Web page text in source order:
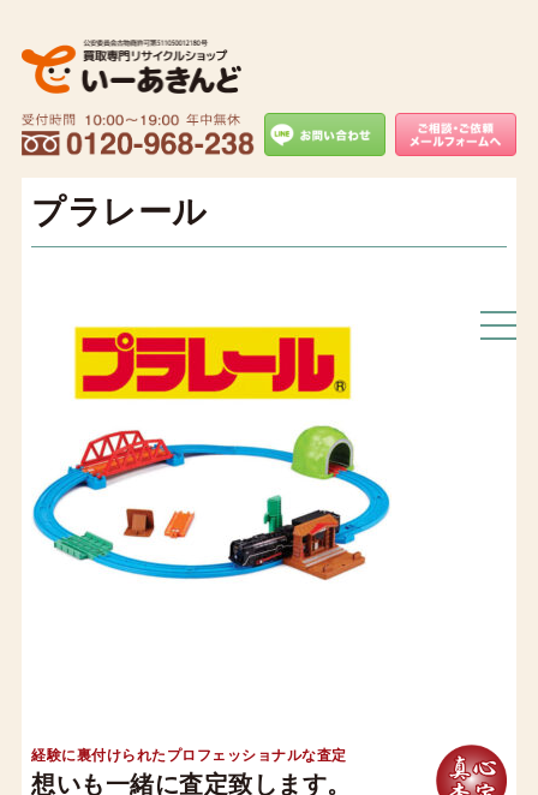
プラレール
経験に裏付けられたプロフェッショナルな査定
想いも一緒に査定致します。